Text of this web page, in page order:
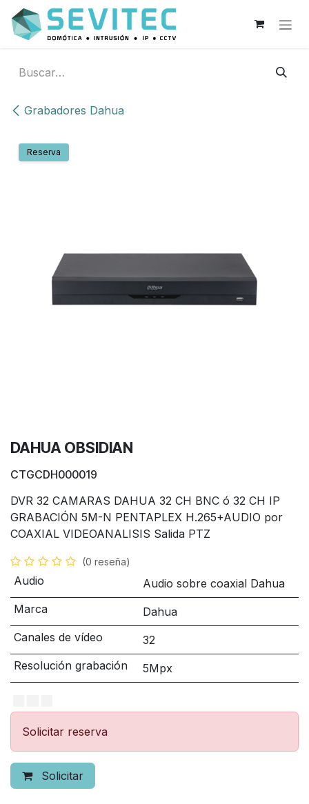
Ir al contenido
Grabadores Dahua
Reserva
DAHUA OBSIDIAN
CTGCDH000019
DVR 32 CAMARAS DAHUA 32 CH BNC ó 32 CH IP
GRABACIÓN 5M-N PENTAPLEX H.265+AUDIO por
COAXIAL VIDEOANALISIS Salida PTZ
(0 reseña)
Audio
Audio sobre coaxial Dahua
Marca
Dahua
Canales de vídeo
32
Resolución grabación
5Mpx
Solicitar reserva
Solicitar